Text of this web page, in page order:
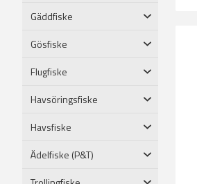
Gäddfiske
Gösfiske
Flugfiske
Havsöringsfiske
Havsfiske
Ädelfiske (P&T)